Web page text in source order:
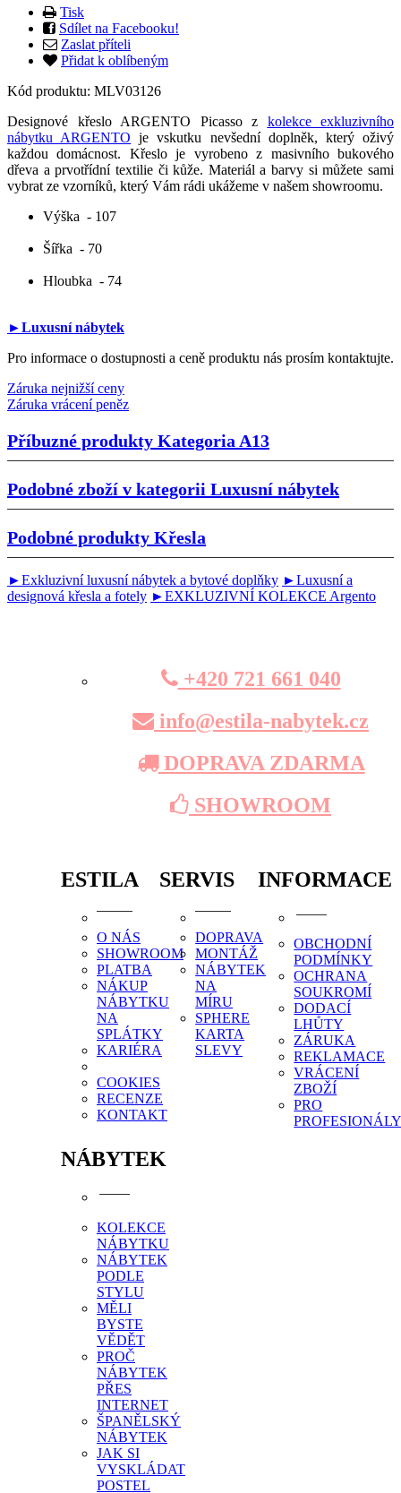
Tisk
Sdílet na Facebooku!
Zaslat příteli
Přidat k oblíbeným
Kód produktu: MLV03126
Designové křeslo ARGENTO Picasso z kolekce exkluzivního
nábytku ARGENTO je vskutku nevšední doplněk, který oživý
každou domácnost. Křeslo je vyrobeno z masivního bukového
dřeva a prvotřídní textilie či kůže. Materiál a barvy si můžete sami
vybrat ze vzorníků, který Vám rádi ukážeme v našem showroomu.
Výška - 107
Šířka - 70
Hloubka - 74
►Luxusní nábytek
Pro informace o dostupnosti a ceně produktu nás prosím kontaktujte.
Záruka nejnižší ceny
Záruka vrácení peněz
Příbuzné produkty Kategoria A13
Podobné zboží v kategorii Luxusní nábytek
Podobné produkty Křesla
►Exkluzivní luxusní nábytek a bytové doplňky ►Luxusní a
designová křesla a fotely ►EXKLUZIVNÍ KOLEKCE Argento
+420 721 661 040
info@estila-nabytek.cz
DOPRAVA ZDARMA
SHOWROOM
ESTILA
O NÁS
SHOWROOM
PLATBA
NÁKUP
NÁBYTKU
NA
SPLÁTKY
KARIÉRA
COOKIES
RECENZE
KONTAKT
SERVIS
DOPRAVA
MONTÁŽ
NÁBYTEK
NA
MÍRU
SPHERE
KARTA
SLEVY
INFORMACE
OBCHODNÍ
PODMÍNKY
OCHRANA
SOUKROMÍ
DODACÍ
LHŮTY
ZÁRUKA
REKLAMACE
VRÁCENÍ
ZBOŽÍ
PRO
NÁBYTEK
KOLEKCE
NÁBYTKU
NÁBYTEK
PODLE
STYLU
MĚLI
BYSTE
VĚDĚT
PROČ
NÁBYTEK
PŘES
INTERNET
ŠPANĚLSKÝ
NÁBYTEK
JAK SI
VYSKLÁDAT
POSTEL